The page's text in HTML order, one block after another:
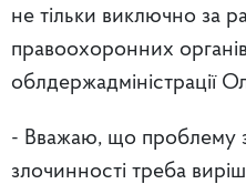
не тільки виключно за
правоохоронних
облдержадміністрації
- Вважаю, що проблему
злочинності треба